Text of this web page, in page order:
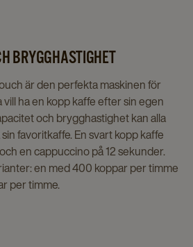
BRYGGHASTIGHET
är den perfekta maskinen för
ha en kopp kaffe efter sin egen
och brygghastighet kan alla
favoritkaffe. En svart kopp kaffe
en cappuccino på 12 sekunder.
en med 400 koppar per timme
per timme.